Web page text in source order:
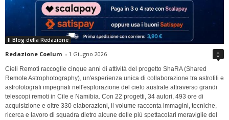
Il Blog della Redazione
Redazione Coelum - 1 Giugno 2026 0
Cieli Remoti raccoglie cinque anni di attività del progetto ShaRA (Shared
Remote Astrophotography), un'esperienza unica di collaborazione tra astrofili e
astrofotografi impegnati nell'esplorazione del cielo australe attraverso grandi
telescopi remoti in Cile e Namibia. Con 22 progetti, 34 autori, 493 ore di
acquisizione e oltre 330 elaborazioni, il volume racconta immagini, tecniche,
ricerca e lavoro di squadra dietro alcune delle più spettacolari meraviglie del